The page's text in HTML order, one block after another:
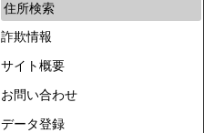
住所検索
詐欺情報
サイト概要
お問い合わせ
データ登録